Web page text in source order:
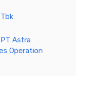
Astra
Operation